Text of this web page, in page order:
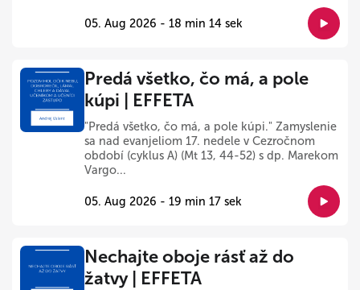
05. Aug 2026 - 18 min 14 sek
Predá všetko, čo má, a pole
kúpi | EFFETA
"Predá všetko, čo má, a pole kúpi." Zamyslenie
sa nad evanjeliom 17. nedele v Cezročnom
období (cyklus A) (Mt 13, 44-52) s dp. Marekom
Vargo...
05. Aug 2026 - 19 min 17 sek
Nechajte oboje rásť až do
žatvy | EFFETA